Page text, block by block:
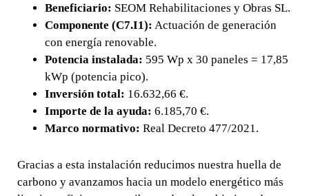
Beneficiario: SEOM Rehabilitaciones y Obras SL.
Componente (C7.I1): Actuación de generación
con energía renovable.
Potencia instalada: 595 Wp x 30 paneles = 17,85
kWp (potencia pico).
Inversión total: 16.632,66 €.
Importe de la ayuda: 6.185,70 €.
Marco normativo: Real Decreto 477/2021.
Gracias a esta instalación reducimos nuestra huella de
carbono y avanzamos hacia un modelo energético más